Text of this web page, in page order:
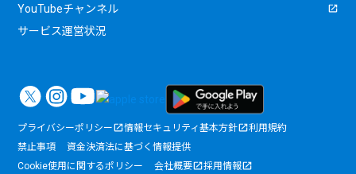
YouTubeチャンネル
サービス運営状況
プライバシーポリシー 情報セキュリティ基本方針
利用規約
禁止事項
資金決済法に基づく情報提供
Cookie使用に関するポリシー
会社概要 採用情報